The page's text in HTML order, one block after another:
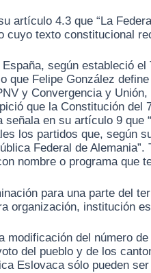
artículo 4.3 que “La
texto constitucional
según estableció
que Felipe González
y Convergencia y
que la Constitución
señala en su artículo 9
los partidos que, según
Federal de
nombre o programa que
para una parte del
organización, institución
modificación del número
del pueblo y de los
Eslovaca sólo pueden